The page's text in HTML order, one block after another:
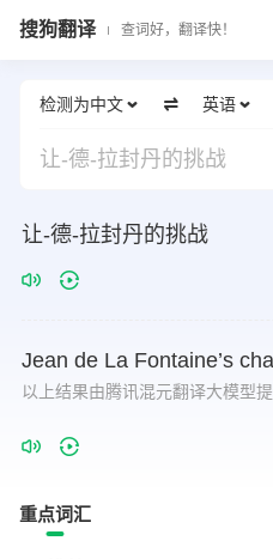
搜狗翻译 查词好，翻译快！
检测为中文 英语
让-德-拉封丹的挑战
让-德-拉封丹的挑战
Jean de La Fontaine’s
以上结果由腾讯混元翻译大模型
重点词汇